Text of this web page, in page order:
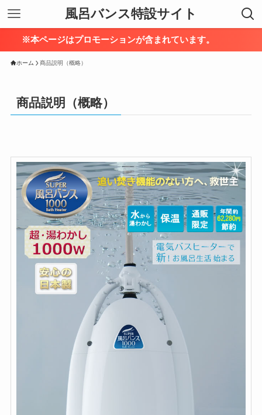
風呂バンス特設サイト
※本ページはプロモーションが含まれています。
ホーム 商品説明（概略）
商品説明（概略）